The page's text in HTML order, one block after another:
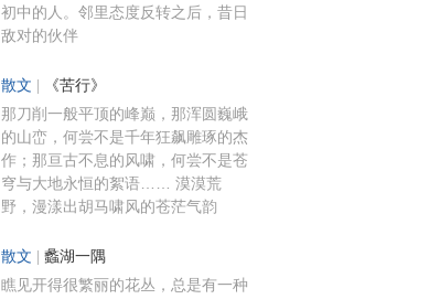
初中的人。邻里态度反转之后，昔日
敌对的伙伴
散文 《苦行》
那刀削一般平顶的峰巅，那浑圆巍峨
的山峦，何尝不是千年狂飙雕琢的杰
作；那亘古不息的风啸，何尝不是苍
穹与大地永恒的絮语…… 漠漠荒
野，漫漾出胡马啸风的苍茫气韵
散文 蠡湖一隅
瞧见开得很繁丽的花丛，总是有一种